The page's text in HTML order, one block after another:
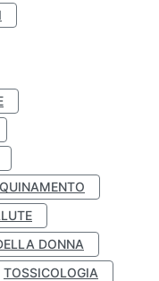
DONNA
TOSSICOLOGIA